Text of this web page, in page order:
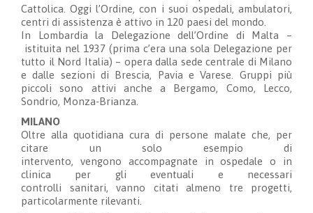
Cattolica. Oggil’Ordine, con i suoi ospedali, ambulatori,
centri di assistenza è attivo in 120 paesi del mondo.
In Lombardiala Delegazione dell’Ordine di Malta
–
istituita nel 1937 (prima c’era una sola Delegazione per
tutto il Nord Italia) – opera dalla sede centrale di Milano
e dalle sezioni di Brescia, Pavia e Varese. Gruppi più
piccoli sono attivi anche a Bergamo, Como, Lecco,
Sondrio, Monza-Brianza.
MILANO
Oltre alla quotidiana cura di persone malate che, per
citare un solo esempio di
intervento, vengono accompagnate in ospedale o in
clinica per gli eventuali e necessari
controlli sanitari, vanno citati almeno tre progetti,
particolarmente rilevanti.